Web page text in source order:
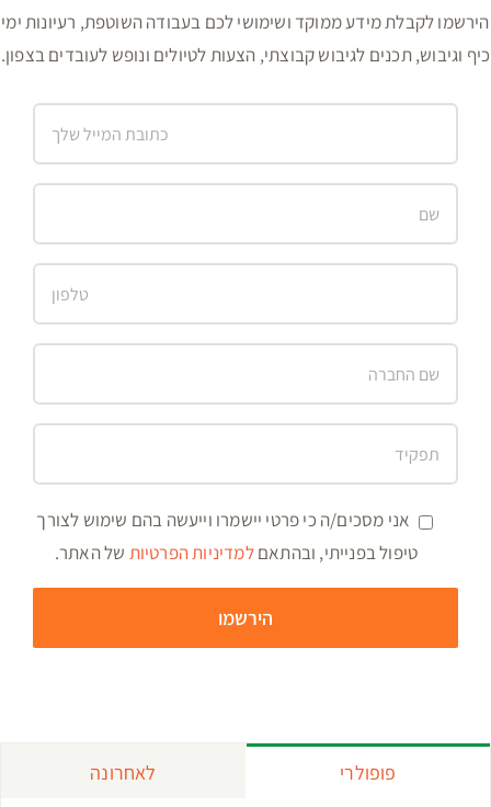
הירשמו לקבלת מידע ממוקד ושימושי לכם בעבודה השוטפת, רעיונות ימי
כיף וגיבוש, תכנים לגיבוש קבוצתי, הצעות לטיולים ונופש לעובדים בצפון.
אני מסכים/ה כי פרטי יישמרו וייעשה בהם שימוש לצורך
טיפול בפנייתי, ובהתאםלמדיניות הפרטיות של האתר.
פופולרי לאחרונה